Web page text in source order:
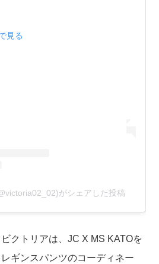
見る
がシェアした投稿
クトリアは、JC X MS KATOを
ギンスパンツのコーディネー